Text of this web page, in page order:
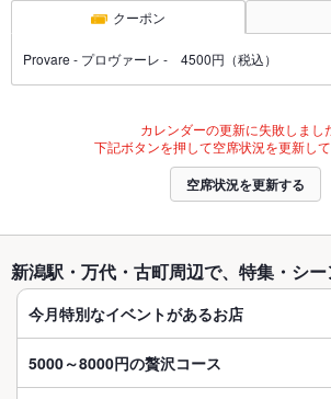
クーポン
Provare - プロヴァーレ - 4500円（税込）
カレンダーの更新に失敗しまし
下記ボタンを押して空席状況を更新して
空席状況を更新する
新潟駅・万代・古町周辺で、特集・シ
今月特別なイベントがあるお店
5000～8000円の贅沢コース